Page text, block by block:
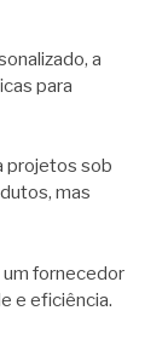
a
para
projetos sob
mas
um fornecedor
e eficiência.